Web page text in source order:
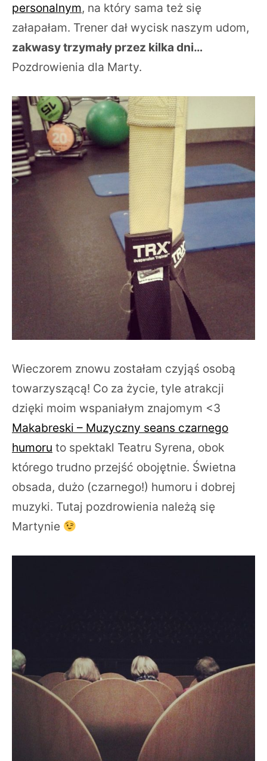
personalnym, na który sama też się
załapałam. Trener dał wycisk naszym udom,
zakwasy trzymały przez kilka dni…
Pozdrowienia dla Marty.
Wieczorem znowu zostałam czyjąś osobą
towarzyszącą! Co za życie, tyle atrakcji
dzięki moim wspaniałym znajomym <3
Makabreski – Muzyczny seans czarnego
humoru to spektakl Teatru Syrena, obok
którego trudno przejść obojętnie. Świetna
obsada, dużo (czarnego!) humoru i dobrej
muzyki. Tutaj pozdrowienia należą się
Martynie